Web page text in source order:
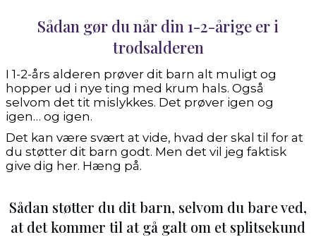
Sådan gør du når din 1-2-årige er i
trodsalderen
I 1-2-års alderen prøver dit barn alt muligt og
hopper ud i nye ting med krum hals. Også
selvom det tit mislykkes. Det prøver igen og
igen… og igen.
Det kan være svært at vide, hvad der skal til for at
du støtter dit barn godt. Men det vil jeg faktisk
give dig her. Hæng på.
Sådan støtter du dit barn, selvom du bare ved,
at det kommer til at gå galt om et splitsekund